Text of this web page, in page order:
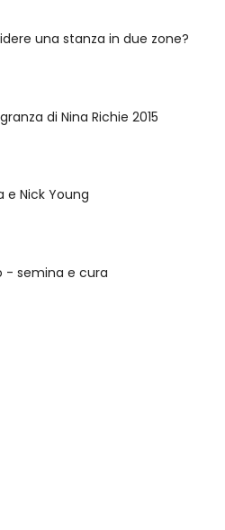
una stanza in due zone?
di Nina Richie 2015
e Nick Young
- semina e cura